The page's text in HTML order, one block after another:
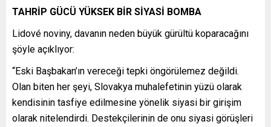
TAHRİP GÜCÜ YÜKSEK BİR SİYASİ BOMBA
Lidové noviny, davanın neden büyük gürültü koparacağını
şöyle açıklıyor:
“Eski Başbakan’ın vereceği tepki öngörülemez değildi.
Olan biten her şeyi, Slovakya muhalefetinin yüzü olarak
kendisinin tasfiye edilmesine yönelik siyasi bir girişim
olarak nitelendirdi. Destekçilerinin de onu siyasi görüşleri